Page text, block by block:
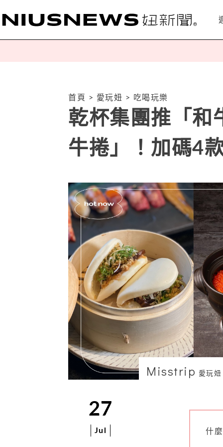
首頁 > 愛玩妞 > 吃喝玩樂
乾杯集團推「和
牛捲」！加碼4
Misstrip 愛玩妞
27
Jul 什